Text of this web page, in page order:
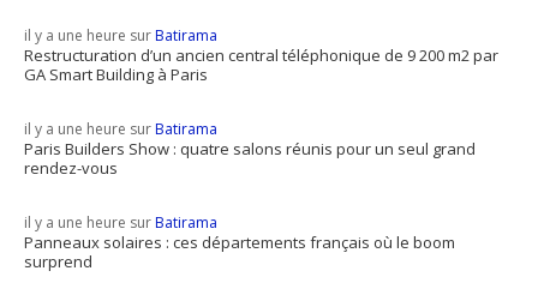
il y a une heure surBatirama
Restructuration d’un ancien central téléphonique de 9 200 m2 par
GA Smart Building à Paris
il y a une heure surBatirama
Paris Builders Show : quatre salons réunis pour un seul grand
rendez-vous
il y a une heure surBatirama
Panneaux solaires : ces départements français où le boom
surprend